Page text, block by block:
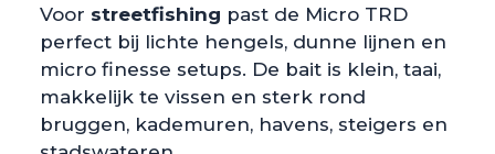
Voor streetfishing past de Micro TRD
perfect bij lichte hengels, dunne lijnen en
micro finesse setups. De bait is klein, taai,
makkelijk te vissen en sterk rond
bruggen, kademuren, havens, steigers en